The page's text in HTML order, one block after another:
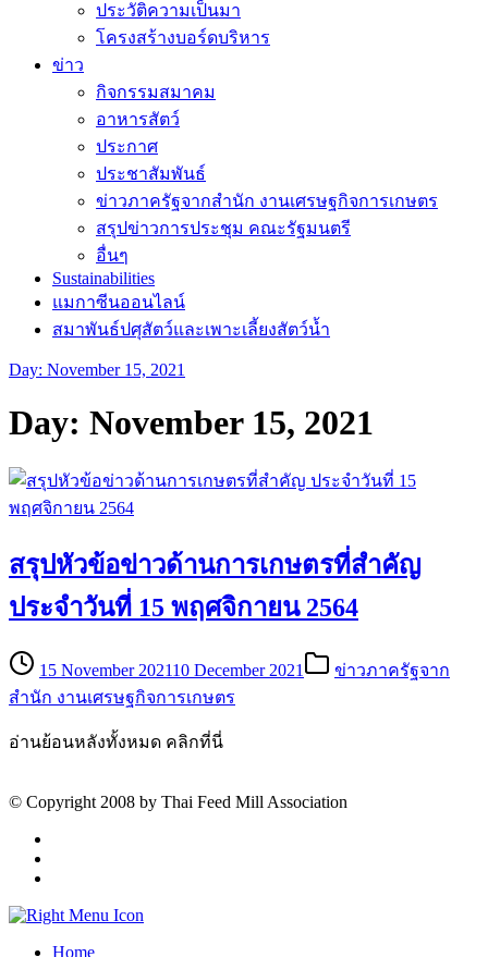
ประวัติความเป็นมา
โครงสร้างบอร์ดบริหาร
ข่าว
กิจกรรมสมาคม
อาหารสัตว์
ประกาศ
ประชาสัมพันธ์
ข่าวภาครัฐจากสำนัก งานเศรษฐกิจการเกษตร
สรุปข่าวการประชุม คณะรัฐมนตรี
อื่นๆ
Sustainabilities
แมกาซีนออนไลน์
สมาพันธ์ปศุสัตว์และเพาะเลี้ยงสัตว์น้ำ
Day: November 15, 2021
Day: November 15, 2021
สรุปหัวข้อข่าวด้านการเกษตรที่สำคัญ
ประจำวันที่ 15 พฤศจิกายน 2564
15 November 202110 December 2021
ข่าวภาครัฐจาก
สำนัก งานเศรษฐกิจการเกษตร
อ่านย้อนหลังทั้งหมด คลิกที่นี่
© Copyright 2008 by Thai Feed Mill Association
Home